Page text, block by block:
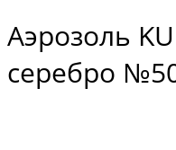
Аэрозоль
серебро